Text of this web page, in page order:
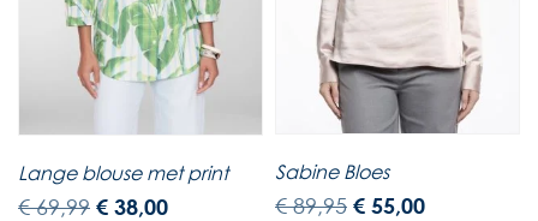
Lange blouse met print
€69,99 € 38,00
Sabine Bloes
€89,95 € 55,00